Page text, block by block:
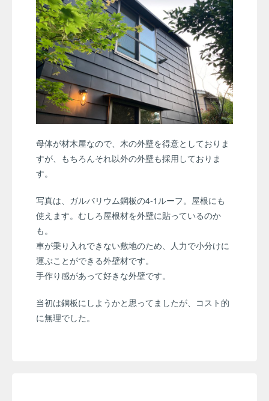
母体が材木屋なので、木の外壁を得意としておりま
すが、もちろんそれ以外の外壁も採用しておりま
す。
写真は、ガルバリウム鋼板の4-1ルーフ。屋根にも
使えます。むしろ屋根材を外壁に貼っているのか
も。
車が乗り入れできない敷地のため、人力で小分けに
運ぶことができる外壁材です。
手作り感があって好きな外壁です。
当初は銅板にしようかと思ってましたが、コスト的
に無理でした。